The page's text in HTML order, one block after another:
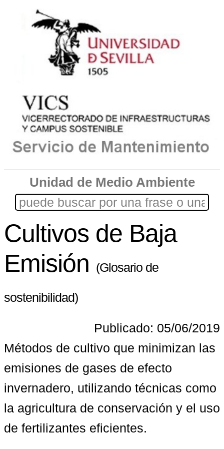
Unidad de Medio Ambiente
Cultivos de Baja
Emisión (Glosario de
sostenibilidad)
Publicado: 05/06/2019
Métodos de cultivo que minimizan las
emisiones de gases de efecto
invernadero, utilizando técnicas como
la agricultura de conservación y el uso
de fertilizantes eficientes.